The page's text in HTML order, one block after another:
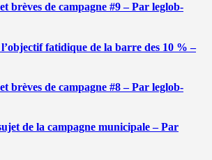
brèves de campagne #9 – Par leglob-
fatidique de la barre des 10 % –
brèves de campagne #8 – Par leglob-
de la campagne municipale – Par